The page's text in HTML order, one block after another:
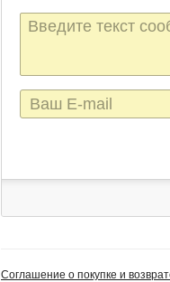
Текст
сообщения
E-
mail
Соглашение о покупке и